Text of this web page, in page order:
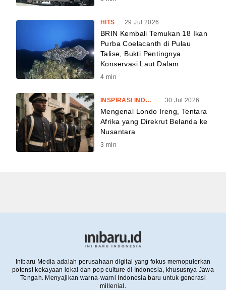
HITS 29 Jul 2026
BRIN Kembali Temukan 18 Ikan
Purba Coelacanth di Pulau
Talise, Bukti Pentingnya
Konservasi Laut Dalam
4 min
INSPIRASI INDONESIA . 30 Jul 2026
Mengenal Londo Ireng, Tentara
Afrika yang Direkrut Belanda ke
Nusantara
3 min
Inibaru Media adalah perusahaan digital yang fokus memopulerkan
potensi kekayaan lokal dan pop culture di Indonesia, khususnya Jawa
Tengah. Menyajikan warna-warni Indonesia baru untuk generasi
millenial.